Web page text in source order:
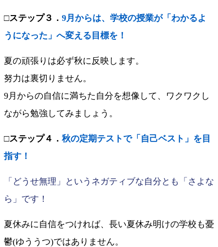
□ステップ３． 9月からは、学校の授業が「わかるよ
うになった」へ変える目標を！
夏の頑張りは必ず秋に反映します。
努力は裏切りません。
9月からの自信に満ちた自分を想像して、ワクワクし
ながら勉強してみましょう。
□ステップ４． 秋の定期テストで「自己ベスト」を目
指す！
「どうせ無理」というネガティブな自分とも「さよな
ら」です！
夏休みに自信をつければ、長い夏休み明けの学校も憂
鬱(ゆううつ)ではありません。